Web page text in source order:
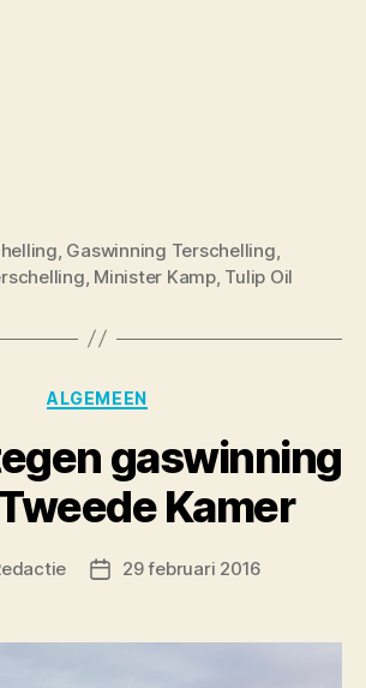
Gaswinning Terschelling
Minister Kamp, Tulip Oil
Categories
ALGEMEEN
gaswinning
Kamer
Post29 februari 2016